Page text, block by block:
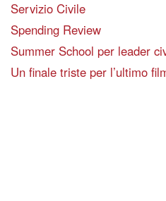
Servizio Civile
Spending Review
Summer School per leader
Un finale triste per l’ultimo